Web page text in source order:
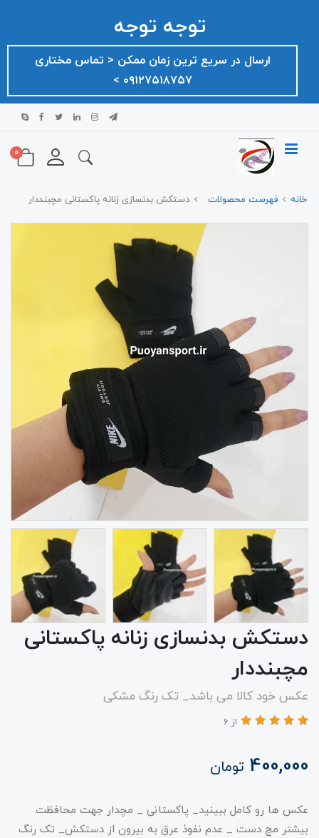
توجه توجه
ارسال در سریع ترین زمان ممکن ‌< تماس مختاری
۰۹۱۲۷۵۱۸۷۵۷ >
0
خانه فهرست محصولات دستکش بدنسازی زنانه پاکستانی مچبنددار
دستکش بدنسازی زنانه پاکستانی
مچبنددار
عکس خود کالا می باشد_ تک رنگ مشکی
از 6
400,000 تومان
عکس ها رو کامل ببینید_ پاکستانی _ مچدار جهت محافظت
بیشتر مچ دست _ عدم نفوذ عرق به بیرون از دستکش_ تک رنگ